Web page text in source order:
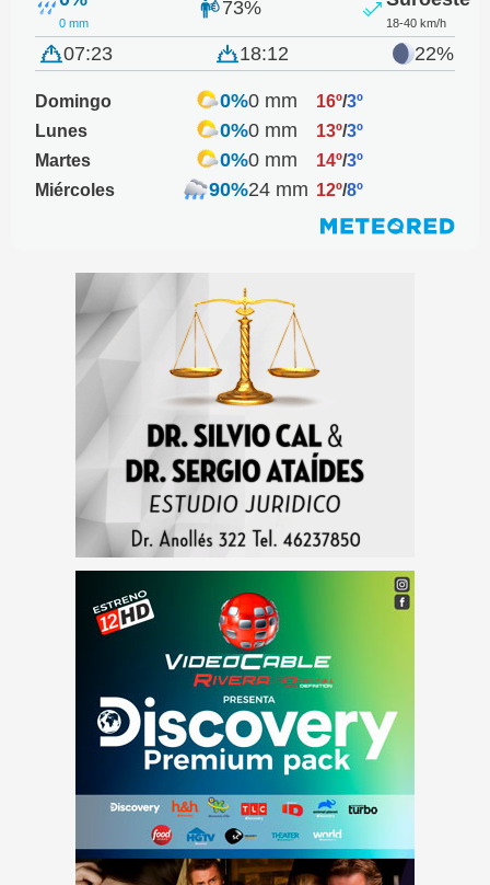
0 mm
73%
18-40 km/h
07:23 18:12 22%
Domingo 0%0 mm 16º/3º
Lunes
0%0 mm 13º/3º
Martes
0%0 mm 14º/3º
Miércoles
90%24 mm 12º/8º